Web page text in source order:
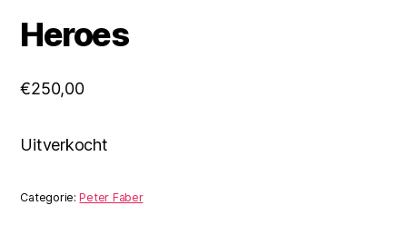
Heroes
€250,00
Uitverkocht
Categorie:Peter Faber